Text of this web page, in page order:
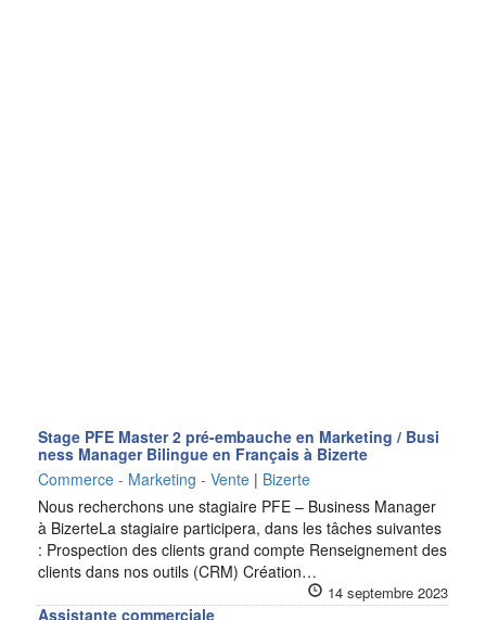
Stage PFE Master 2 pré-embauche en Marketing / Busi
ness Manager Bilingue en Français à Bizerte
Commerce - Marketing - Vente | Bizerte
Nous recherchons une stagiaire PFE – Business Manager
à BizerteLa stagiaire participera, dans les tâches suivantes
: Prospection des clients grand compte Renseignement des
clients dans nos outils (CRM) Création…
14 septembre 2023
Assistante commerciale